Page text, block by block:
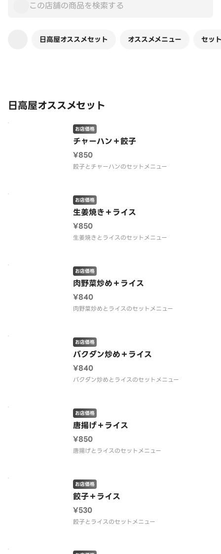
日高屋オススメセット オススメメニュー セッ
日高屋オススメセット
チャーハン＋餃子
お店価格
¥850
餃子とチャーハンのセットメニュー
生姜焼き＋ライス
お店価格
¥850
生姜焼きとライスのセットメニュー
肉野菜炒め＋ライス
お店価格
¥840
肉野菜炒めとライスのセットメニュー
バクダン炒め＋ライス
お店価格
¥840
バクダン炒めとライスのセットメニュー
唐揚げ＋ライス
お店価格
¥850
唐揚げとライスのセットメニュー
餃子＋ライス
お店価格
¥530
餃子とライスのセットメニュー